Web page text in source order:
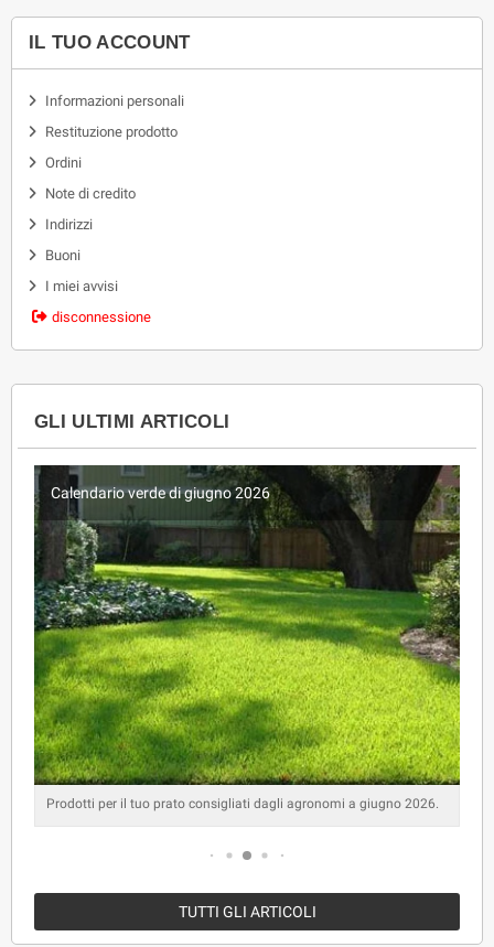
IL TUO ACCOUNT
Informazioni personali
Restituzione prodotto
Ordini
Note di credito
Indirizzi
Buoni
I miei avvisi
disconnessione
GLI ULTIMI ARTICOLI
Calendario verde di giugno 2026
Prodotti per il tuo prato consigliati dagli agronomi a giugno 2026.
TUTTI GLI ARTICOLI